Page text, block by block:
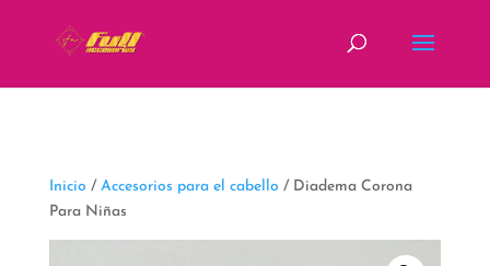
Inicio / Accesorios para el cabello / Diadema Corona
Para Niñas